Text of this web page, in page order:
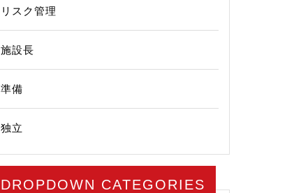
リスク管理
施設長
準備
独立
DROPDOWN CATEGORIES